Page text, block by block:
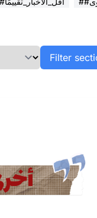
Filter